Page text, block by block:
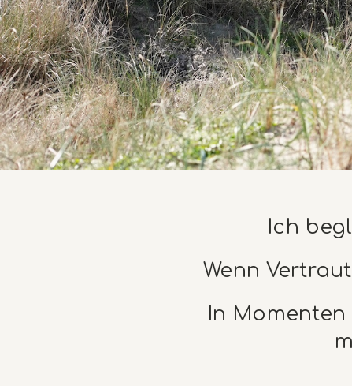
Ich
Wenn
In